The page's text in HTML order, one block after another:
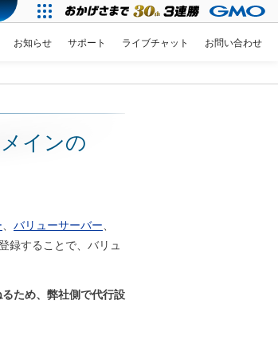
お知らせ サポート ライブチャット お問い合わせ
インの
バリューサーバー
録することで、バリュ
ため、弊社側で代行設